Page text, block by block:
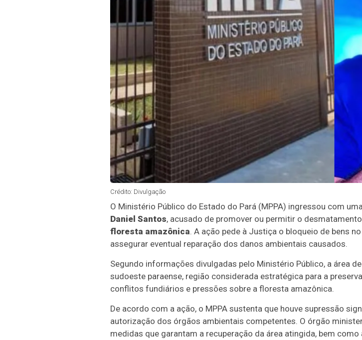
Crédito: Divulgação
O Ministério Público do Estado do Pará (MPPA) ingressou com
Daniel Santos, acusado de promover ou permitir o
floresta amazônica. A ação pede à Justiça o bloqueio de bens
assegurar eventual reparação dos danos ambientais causados.
Segundo informações divulgadas pelo Ministério Público, a área
sudoeste paraense, região considerada estratégica para a
conflitos fundiários e pressões sobre a floresta amazônica.
De acordo com a ação, o MPPA sustenta que houve supressão
autorização dos órgãos ambientais competentes. O órgão
medidas que garantam a recuperação da área atingida, bem